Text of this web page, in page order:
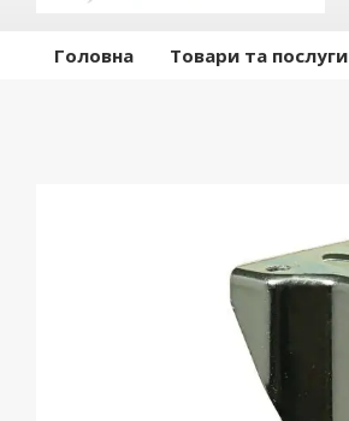
Головна Товари та послуги